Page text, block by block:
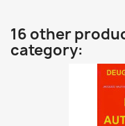
16 other
category: